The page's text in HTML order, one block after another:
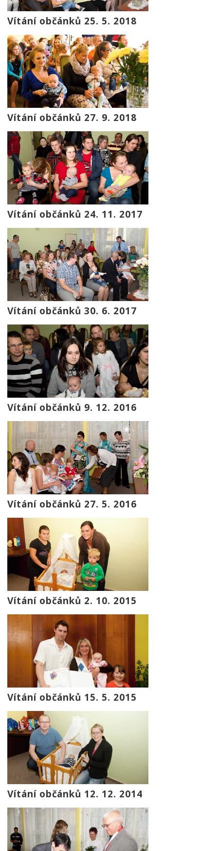
Vítání občánků 25. 5. 2018
Vítání občánků 27. 9. 2018
Vítání občánků 24. 11. 2017
Vítání občánků 30. 6. 2017
Vítání občánků 9. 12. 2016
Vítání občánků 27. 5. 2016
Vítání občánků 2. 10. 2015
Vítání občánků 15. 5. 2015
Vítání občánků 12. 12. 2014